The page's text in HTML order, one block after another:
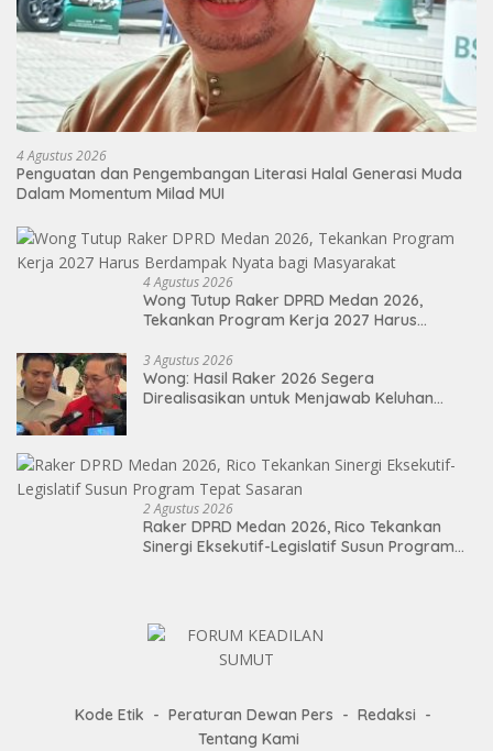
4 Agustus 2026
Penguatan dan Pengembangan Literasi Halal Generasi Muda
Dalam Momentum Milad MUI
4 Agustus 2026
Wong Tutup Raker DPRD Medan 2026,
Tekankan Program Kerja 2027 Harus
3 Agustus 2026
Wong: Hasil Raker 2026 Segera
Direalisasikan untuk Menjawab Keluhan
2 Agustus 2026
Raker DPRD Medan 2026, Rico Tekankan
Sinergi Eksekutif-Legislatif Susun Program
Kode Etik Peraturan Dewan Pers
Redaksi
Tentang Kami